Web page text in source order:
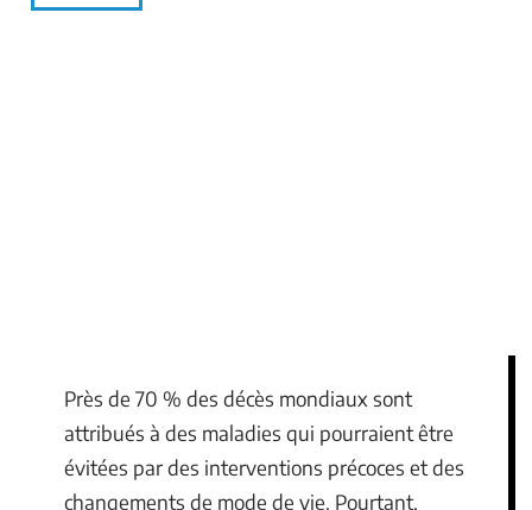
Près de 70 % des décès mondiaux sont
attribués à des maladies qui pourraient être
évitées par des interventions précoces et des
changements de mode de vie. Pourtant,